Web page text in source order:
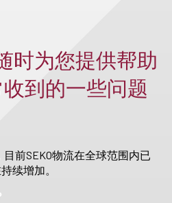
时为您提供帮助
到的一些问题
前SEKO物流在全球范围内已
续增加。